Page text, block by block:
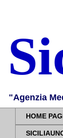
"Agenzia
HOME